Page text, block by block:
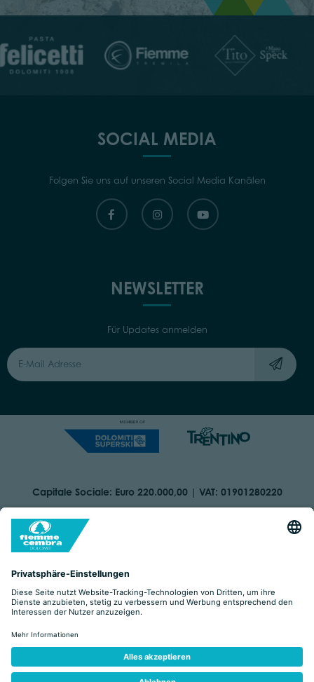
SOCIAL MEDIA
Folgen Sie uns auf unseren Social Media Kanälen
NEWSLETTER
Für Updates anmelden
Capitale Sociale: Euro 220.000,00 | VAT: 01901280220
COOKIES IMPRINT